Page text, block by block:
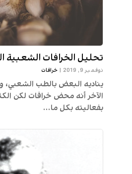
تحليل الخرافات الشعبية
نوفمبر 9, 2019 | خرافات
يناديه البعض بالطب الشعبي،
الآخر أنه محض خرافات لكن
بفعاليته بكل ما...